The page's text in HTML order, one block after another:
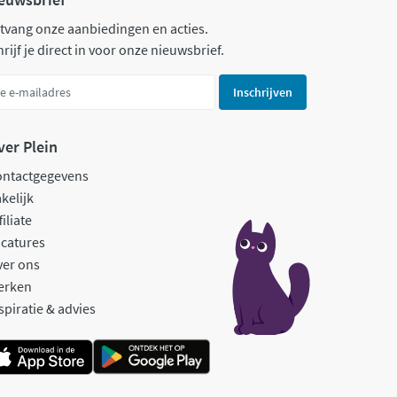
onze aanbiedingen en acties.
je direct in voor onze nieuwsbrief.
Inschrijven
Plein
ons
& advies